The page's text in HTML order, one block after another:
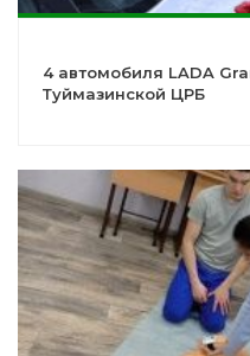
4 автомобиля LADA
Туймазинской ЦРБ